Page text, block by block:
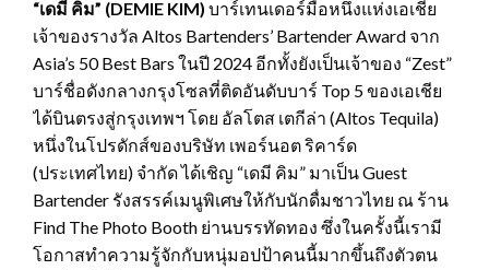
“เดมี คิม” (DEMIE KIM) บาร์เทนเดอร์มือหนึ่งแห่งเอเชีย
เจ้าของรางวัล Altos Bartenders’ Bartender Award จาก
Asia’s 50 Best Bars ในปี 2024 อีกทั้งยังเป็นเจ้าของ “Zest”
บาร์ชื่อดังกลางกรุงโซลที่ติดอันดับบาร์ Top 5 ของเอเชีย
ได้บินตรงสู่กรุงเทพฯ โดย อัลโตส เตกีล่า (Altos Tequila)
หนึ่งในโปรดักส์ของบริษัท เพอร์นอต ริคาร์ด
(ประเทศไทย) จำกัด ได้เชิญ “เดมี คิม” มาเป็น Guest
Bartender รังสรรค์เมนูพิเศษให้กับนักดื่มชาวไทย ณ ร้าน
Find The Photo Booth ย่านบรรทัดทอง ซึ่งในครั้งนี้เรามี
โอกาสทำความรู้จักกับหนุ่มอปป้าคนนี้มากขึ้นถึงตัวตน